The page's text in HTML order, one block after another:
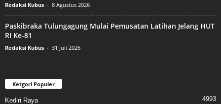
Redaksi Kubus - 8 Agustus 2026
Paskibraka Tulungagung Mulai Pemusatan Latihan Jelang HUT
RI Ke-81
Redaksi Kubus - 31 Juli 2026
Ketgori Populer
Kediri Raya 4993